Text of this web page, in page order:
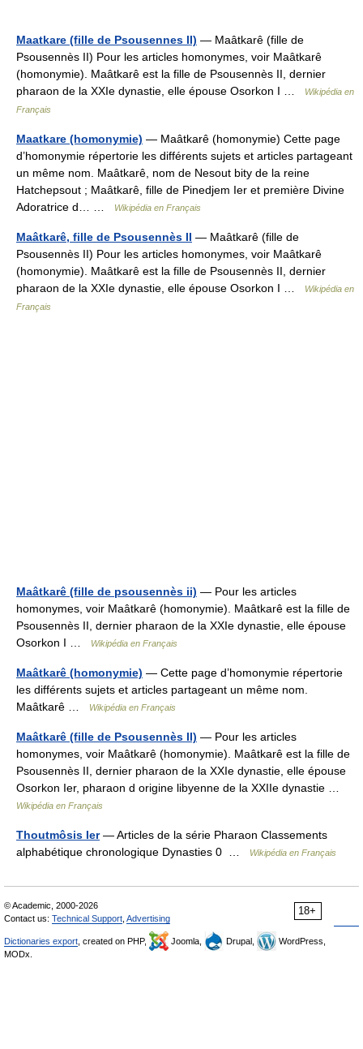
Maatkare (fille de Psousennes II) — Maâtkarê (fille de
Psousennès II) Pour les articles homonymes, voir Maâtkarê
(homonymie). Maâtkarê est la fille de Psousennès II, dernier
pharaon de la XXIe dynastie, elle épouse Osorkon I …
Wikipédia en
Français
Maatkare (homonymie) — Maâtkarê (homonymie) Cette page
d’homonymie répertorie les différents sujets et articles partageant
un même nom. Maâtkarê, nom de Nesout bity de la reine
Hatchepsout ; Maâtkarê, fille de Pinedjem Ier et première Divine
Adoratrice d… …
Wikipédia en Français
Maâtkarê, fille de Psousennès II — Maâtkarê (fille de
Psousennès II) Pour les articles homonymes, voir Maâtkarê
(homonymie). Maâtkarê est la fille de Psousennès II, dernier
pharaon de la XXIe dynastie, elle épouse Osorkon I …
Wikipédia en
Français
Maâtkarê (fille de psousennès ii) — Pour les articles
homonymes, voir Maâtkarê (homonymie). Maâtkarê est la fille de
Psousennès II, dernier pharaon de la XXIe dynastie, elle épouse
Osorkon I …
Wikipédia en Français
Maâtkarê (homonymie) — Cette page d’homonymie répertorie
les différents sujets et articles partageant un même nom.
Maâtkarê …
Wikipédia en Français
Maâtkarê (fille de Psousennès II) — Pour les articles
homonymes, voir Maâtkarê (homonymie). Maâtkarê est la fille de
Psousennès II, dernier pharaon de la XXIe dynastie, elle épouse
Osorkon Ier, pharaon d origine libyenne de la XXIIe dynastie …
Wikipédia en Français
Thoutmôsis Ier— Articles de la série Pharaon Classements
alphabétique chronologique Dynasties 0 …
Wikipédia en Français
18+
© Academic, 2000-2026
Contact us: Technical Support Advertising
Dictionaries export , created on PHP, Joomla, Drupal,
WordPress,
MODx.